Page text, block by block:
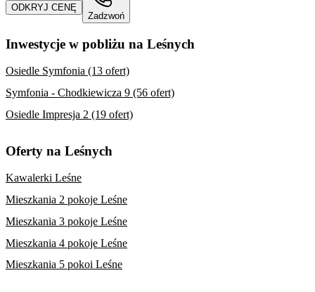
ODKRYJ CENĘ
Zadzwoń
Inwestycje w pobliżu na Leśnych
Osiedle Symfonia (13 ofert)
Symfonia - Chodkiewicza 9 (56 ofert)
Osiedle Impresja 2 (19 ofert)
Oferty na Leśnych
Kawalerki Leśne
Mieszkania 2 pokoje Leśne
Mieszkania 3 pokoje Leśne
Mieszkania 4 pokoje Leśne
Mieszkania 5 pokoi Leśne